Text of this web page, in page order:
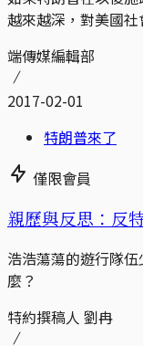
越來越深，對美國社
端傳媒編輯部
2017-02-01
特朗普來了
僅限會員
親歷與反思：反
浩浩蕩蕩的遊行隊
麼？
特約撰稿人 劉冉